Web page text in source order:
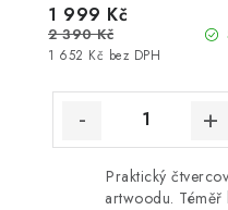
1 652 Kč bez DPH
1 999 Kč
2 390 Kč
Praktický
artwoodu. Téměř